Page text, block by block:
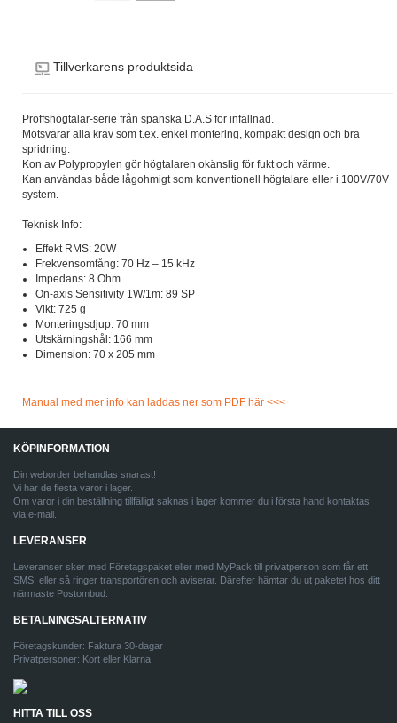
Tillverkarens produktsida
Proffshögtalar-serie från spanska D.A.S för infällnad.
Motsvarar alla krav som t.ex. enkel montering, kompakt design och bra
spridning.
Kon av Polypropylen gör högtalaren okänslig för fukt och värme.
Kan användas både lågohmigt som konventionell högtalare eller i 100V/70V
system.
Teknisk Info:
Effekt RMS: 20W
Frekvensomfång: 70 Hz – 15 kHz
Impedans: 8 Ohm
On-axis Sensitivity 1W/1m: 89 SP
Vikt: 725 g
Monteringsdjup: 70 mm
Utskärningshål: 166 mm
Dimension: 70 x 205 mm
Manual med mer info kan laddas ner som PDF här <<<
KÖPINFORMATION
Din weborder behandlas snarast!
Vi har de flesta varor i lager.
Om varor i din beställning tillfälligt saknas i lager kommer du i första hand kontaktas
via e-mail.
LEVERANSER
Leveranser sker med Företagspaket eller med MyPack till privatperson som får ett
SMS, eller så ringer transportören och aviserar. Därefter hämtar du ut paketet hos ditt
närmaste Postombud.
BETALNINGSALTERNATIV
Företagskunder: Faktura 30-dagar
Privatpersoner: Kort eller Klarna
HITTA TILL OSS